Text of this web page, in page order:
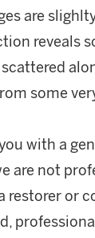
are
reveals
some
with a
are not
restorer or